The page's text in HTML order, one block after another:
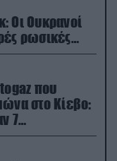
Οι Ουκρανοί
ρωσικές
επικράτεια
που
στο Κίεβο:
7
ουκρανικού